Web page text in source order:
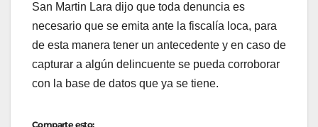
San Martin Lara dijo que toda denuncia es
necesario que se emita ante la fiscalía loca, para
de esta manera tener un antecedente y en caso de
capturar a algún delincuente se pueda corroborar
con la base de datos que ya se tiene.
Comparte esto: